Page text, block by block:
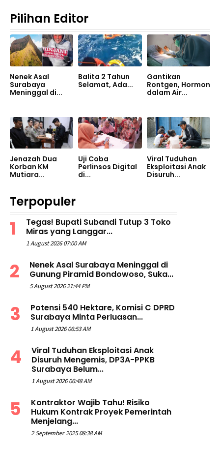
Pilihan Editor
Nenek Asal
Surabaya
Meninggal di...
Balita 2 Tahun
Selamat, Ada...
Gantikan
Rontgen, Hormon
dalam Air...
Jenazah Dua
Korban KM
Mutiara...
Uji Coba
Perlinsos Digital
di...
Viral Tuduhan
Eksploitasi Anak
Disuruh...
Terpopuler
Tegas! Bupati Subandi Tutup 3 Toko
Miras yang Langgar...
1 August 2026 07:00 AM
Nenek Asal Surabaya Meninggal di
Gunung Piramid Bondowoso, Suka...
5 August 2026 21:44 PM
Potensi 540 Hektare, Komisi C DPRD
Surabaya Minta Perluasan...
1 August 2026 06:53 AM
Viral Tuduhan Eksploitasi Anak
Disuruh Mengemis, DP3A-PPKB
Surabaya Belum...
1 August 2026 06:48 AM
Kontraktor Wajib Tahu! Risiko
Hukum Kontrak Proyek Pemerintah
Menjelang...
2 September 2025 08:38 AM